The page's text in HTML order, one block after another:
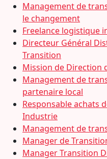
Management de
le changement
Freelance logistique
Directeur Général
Transition
Mission de Direction
Management de
partenaire local
Responsable achats
Industrie
Management de
Manager de
Manager Transition